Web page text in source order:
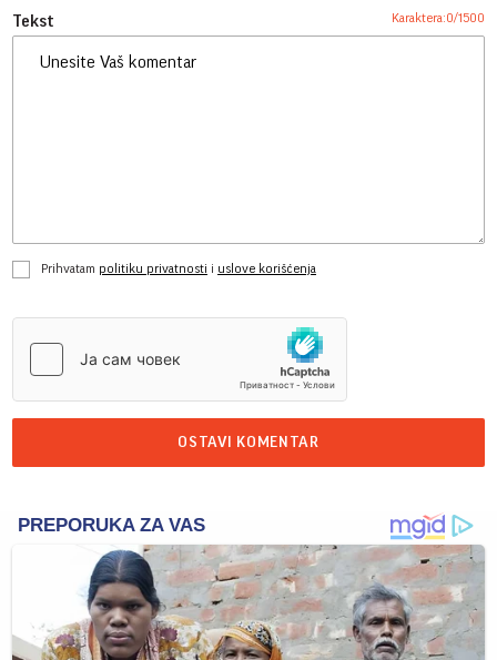
Tekst Karaktera:0/1500
Prihvatam politiku privatnosti i uslove korišćenja
OSTAVI KOMENTAR